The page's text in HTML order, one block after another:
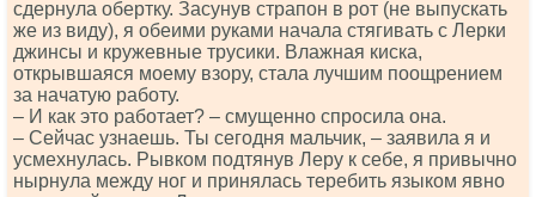
сдернула обертку. Засунув страпон в рот (не выпускать
же из виду), я обеими руками начала стягивать с Лерки
джинсы и кружевные трусики. Влажная киска,
открывшаяся моему взору, стала лучшим поощрением
за начатую работу.
– И как это работает? – смущенно спросила она.
– Сейчас узнаешь. Ты сегодня мальчик, – заявила я и
усмехнулась. Рывком подтянув Леру к себе, я привычно
нырнула между ног и принялась теребить языком явно